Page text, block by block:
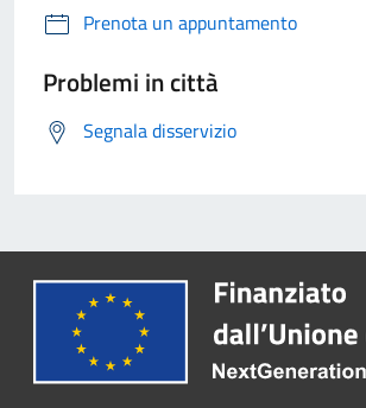
Prenota un appuntamento
Problemi in città
Segnala disservizio